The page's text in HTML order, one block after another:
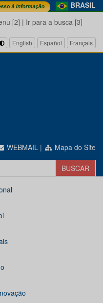
BRASIL
[2] | Ir para a busca [3]
English Español Français
WEBMAIL | Mapa do Site